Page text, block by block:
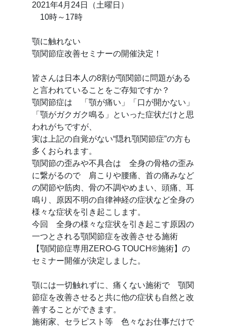
2021年4月24日（土曜日）
10時～17時
顎に触れない
顎関節症改善セミナーの開催決定！
皆さんは日本人の8割が顎関節に問題がある
と言われていることをご存知ですか？
顎関節症は 「顎が痛い」「口が開かない」
「顎がガクガク鳴る」といった症状だけと思
われがちですが、
実は上記の自覚がない“隠れ顎関節症”の方も
多くおられます。
顎関節の歪みや不具合は 全身の骨格の歪み
に繋がるので 肩こりや腰痛、首の痛みなど
の関節や筋肉、骨の不調やめまい、頭痛、耳
鳴り、原因不明の自律神経の症状など全身の
様々な症状を引き起こします。
今回 全身の様々な症状を引き起こす原因の
一つとされる顎関節症を改善させる施術
【顎関節症専用ZERO-G TOUCH®︎施術】の
セミナー開催が決定しました。
顎には一切触れずに、痛くない施術で 顎関
節症を改善させると共に他の症状も自然と改
善することができます。
施術家、セラピスト等 色々なお仕事だけで